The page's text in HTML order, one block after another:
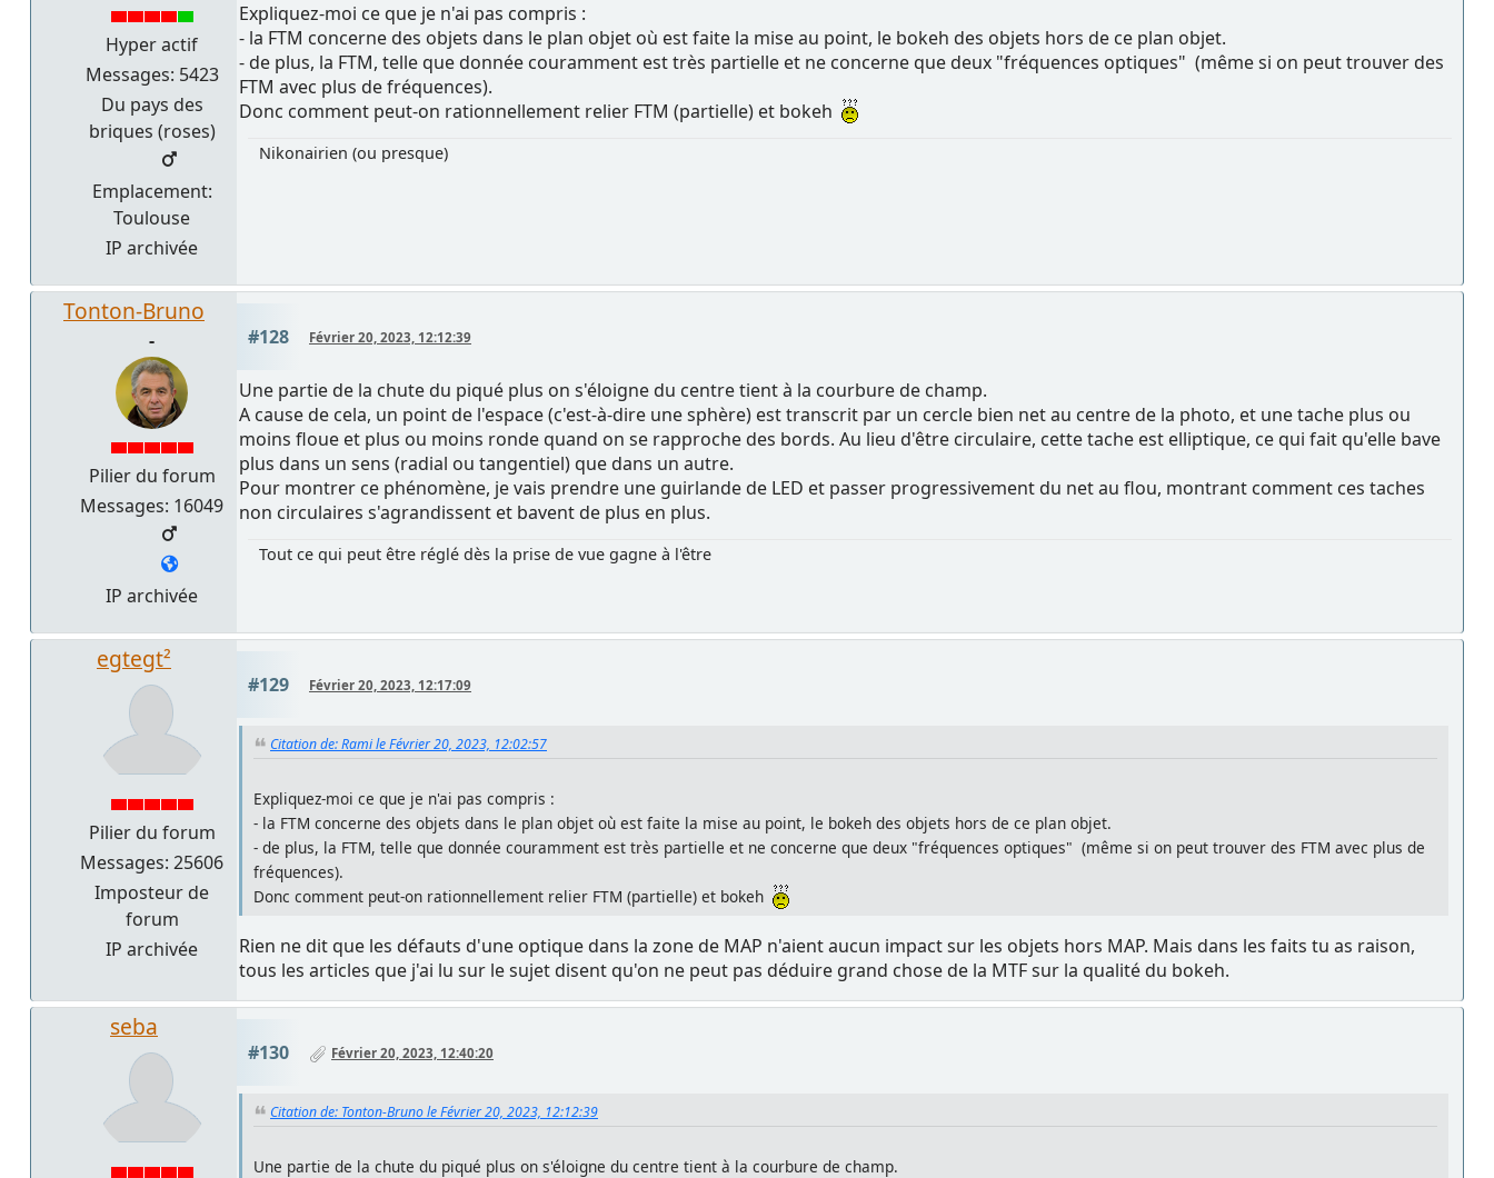
Hyper actif
Messages: 5423
Du pays des
briques (roses)
Emplacement:
Toulouse
IP archivée
Expliquez-moi ce que je n'ai pas compris :
- la FTM concerne des objets dans le plan objet où est faite la mise au point, le bokeh des objets hors de ce plan objet.
- de plus, la FTM, telle que donnée couramment est très partielle et ne concerne que deux "fréquences optiques" (même si on peut trouver des
FTM avec plus de fréquences).
Donc comment peut-on rationnellement relier FTM (partielle) et bokeh
Nikonairien (ou presque)
Tonton-Bruno
-
Pilier du forum
Messages: 16049
IP archivée
#128 Février 20, 2023, 12:12:39
Une partie de la chute du piqué plus on s'éloigne du centre tient à la courbure de champ.
A cause de cela, un point de l'espace (c'est-à-dire une sphère) est transcrit par un cercle bien net au centre de la photo, et une tache plus ou
moins floue et plus ou moins ronde quand on se rapproche des bords. Au lieu d'être circulaire, cette tache est elliptique, ce qui fait qu'elle bave
plus dans un sens (radial ou tangentiel) que dans un autre.
Pour montrer ce phénomène, je vais prendre une guirlande de LED et passer progressivement du net au flou, montrant comment ces taches
non circulaires s'agrandissent et bavent de plus en plus.
Tout ce qui peut être réglé dès la prise de vue gagne à l'être
egtegt²
Pilier du forum
Messages: 25606
Imposteur de
forum
IP archivée
#129 Février 20, 2023, 12:17:09
Citation de: Rami le Février 20, 2023, 12:02:57
Expliquez-moi ce que je n'ai pas compris :
- la FTM concerne des objets dans le plan objet où est faite la mise au point, le bokeh des objets hors de ce plan objet.
- de plus, la FTM, telle que donnée couramment est très partielle et ne concerne que deux "fréquences optiques" (même si on peut trouver des FTM avec plus de
fréquences).
Donc comment peut-on rationnellement relier FTM (partielle) et bokeh
Rien ne dit que les défauts d'une optique dans la zone de MAP n'aient aucun impact sur les objets hors MAP. Mais dans les faits tu as raison,
tous les articles que j'ai lu sur le sujet disent qu'on ne peut pas déduire grand chose de la MTF sur la qualité du bokeh.
seba
#130 Février 20, 2023, 12:40:20
Citation de: Tonton-Bruno le Février 20, 2023, 12:12:39
Une partie de la chute du piqué plus on s'éloigne du centre tient à la courbure de champ.